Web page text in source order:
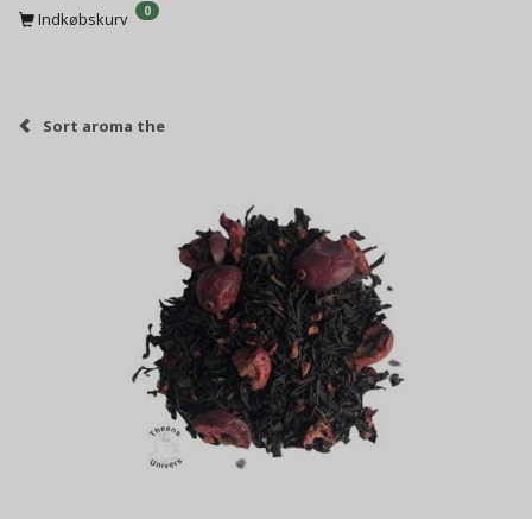
Indkøbskurv 0
Sort aroma the